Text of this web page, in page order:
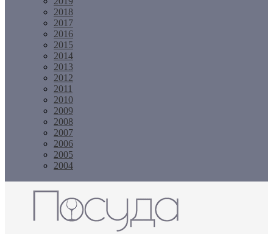
2018
2017
2016
2015
2014
2013
2012
2011
2010
2009
2008
2007
2006
2005
2004